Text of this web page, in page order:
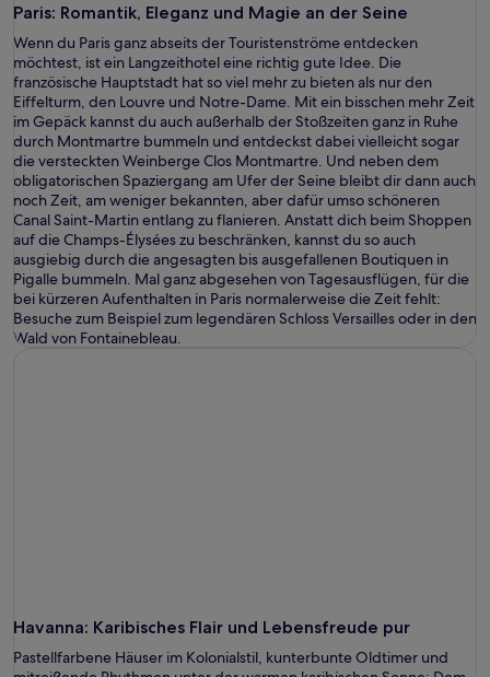
Paris: Romantik, Eleganz und Magie an der Seine
Wenn du Paris ganz abseits der Touristenströme entdecken
möchtest, ist ein Langzeithotel eine richtig gute Idee. Die
französische Hauptstadt hat so viel mehr zu bieten als nur den
Eiffelturm, den Louvre und Notre-Dame. Mit ein bisschen mehr Zeit
im Gepäck kannst du auch außerhalb der Stoßzeiten ganz in Ruhe
durch Montmartre bummeln und entdeckst dabei vielleicht sogar
die versteckten Weinberge Clos Montmartre. Und neben dem
obligatorischen Spaziergang am Ufer der Seine bleibt dir dann auch
noch Zeit, am weniger bekannten, aber dafür umso schöneren
Canal Saint-Martin entlang zu flanieren. Anstatt dich beim Shoppen
auf die Champs-Élysées zu beschränken, kannst du so auch
ausgiebig durch die angesagten bis ausgefallenen Boutiquen in
Pigalle bummeln. Mal ganz abgesehen von Tagesausflügen, für die
bei kürzeren Aufenthalten in Paris normalerweise die Zeit fehlt:
Besuche zum Beispiel zum legendären Schloss Versailles oder in den
Wald von Fontainebleau.
Havanna: Karibisches Flair und Lebensfreude pur
Pastellfarbene Häuser im Kolonialstil, kunterbunte Oldtimer und